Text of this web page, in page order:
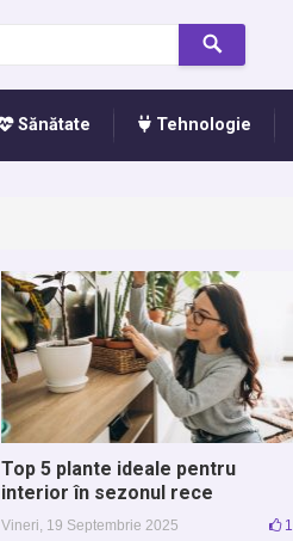
Sănătate Tehnologie
Top 5 plante ideale pentru
interior în sezonul rece
Vineri, 19 Septembrie 2025 1